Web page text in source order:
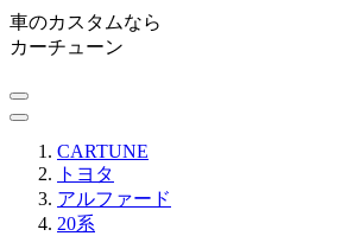
車のカスタムなら
カーチューン
CARTUNE
トヨタ
アルファード
20系